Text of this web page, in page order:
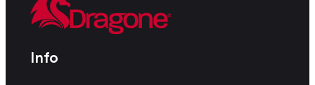
Info